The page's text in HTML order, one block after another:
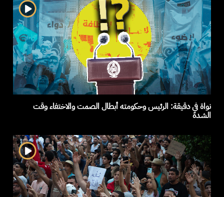
نواة في دقيقة: الرئيس وحكومته أبطال الصمت والاختفاء وقت
الشدة